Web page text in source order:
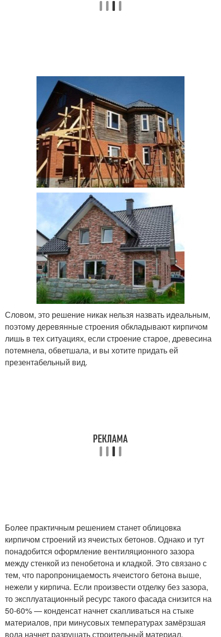
Словом, это решение никак нельзя назвать идеальным,
поэтому деревянные строения обкладывают кирпичом
лишь в тех ситуациях, если строение старое, древесина
потемнела, обветшала, и вы хотите придать ей
презентабельный вид.
Более практичным решением станет облицовка
кирпичом строений из ячеистых бетонов. Однако и тут
понадобится оформление вентиляционного зазора
между стенкой из пенобетона и кладкой. Это связано с
тем, что паропроницаемость ячеистого бетона выше,
нежели у кирпича. Если произвести отделку без зазора,
то эксплуатационный ресурс такого фасада снизится на
50-60% — конденсат начнет скапливаться на стыке
материалов, при минусовых температурах замёрзшая
вода начнет разрушать строительный материал.